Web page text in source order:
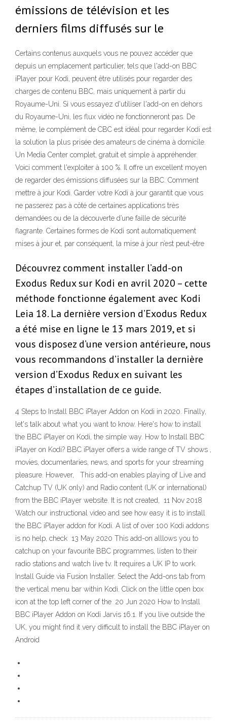
émissions de télévision et les
derniers films diffusés sur le
Certains contenus auxquels vous ne pouvez accéder que
depuis un emplacement particulier, tels que l'add-on BBC
iPlayer pour Kodi, peuvent être utilisés pour regarder des
charges de contenu BBC, mais uniquement à partir du
Royaume-Uni. Si vous essayez d'utiliser l'add-on en dehors
du Royaume-Uni, les flux vidéo ne fonctionneront pas. De
même, le complément de CBC est idéal pour regarder Kodi est
la solution la plus prisée des amateurs de cinéma à domicile.
Un Media Center complet, gratuit et simple à appréhender.
Voici comment l'exploiter à 100 %. Il offre un excellent moyen
de regarder des émissions diffusées sur la BBC. Comment
mettre à jour Kodi. Garder votre Kodi à jour garantit que vous
ne passerez pas à côté de certaines applications très
demandées ou de la découverte d’une faille de sécurité
flagrante. Certaines formes de Kodi sont automatiquement
mises à jour et, par conséquent, la mise à jour n’est peut-être
Découvrez comment installer l’add-on
Exodus Redux sur Kodi en avril 2020 – cette
méthode fonctionne également avec Kodi
Leia 18. La dernière version d’Exodus Redux
a été mise en ligne le 13 mars 2019, et si
vous disposez d’une version antérieure, nous
vous recommandons d’installer la dernière
version d’Exodus Redux en suivant les
étapes d’installation de ce guide.
4 Steps to Install BBC iPlayer Addon on Kodi in 2020. Finally,
let's talk about what you want to know. Here's how to install
the BBC iPlayer on Kodi, the simple way. How to Install BBC
iPlayer on Kodi? BBC iPlayer offers a wide range of TV shows ,
movies, documentaries, news, and sports for your streaming
pleasure. However, This add-on enables playing of Live and
Catchup TV (UK only) and Radio content (UK or international)
from the BBC iPlayer website. It is not created, 11 Nov 2018
Watch our instructional video and see how easy it is to install
the BBC iPlayer addon for Kodi. A list of over 100 Kodi addons
is no help, check 13 May 2020 This add-on alllows you to
catchup on your favourite BBC programmes, listen to their
radio stations and watch live tv. It requires a UK IP to work.
Install Guide via Fusion Installer. Select the Add-ons tab from
the vertical menu bar within Kodi. Click on the little open box
icon at the top left corner of the 20 Jun 2020 How to Install
BBC iPlayer Addon on Kodi Jarvis 16.1. If you live outside the
UK, you might find it very difficult to install the BBC iPlayer on
Android